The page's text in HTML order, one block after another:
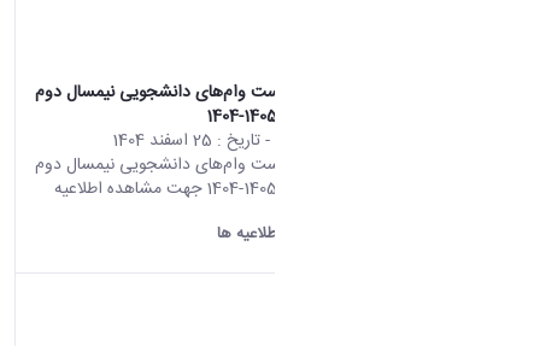
اطلاعیه درخواست وام‌های دانشجویی نیمسال دوم
- تاریخ : 25 اسفند 1404
اطلاعیه درخواست وام‌های دانشجویی نیمسال دوم
سال تحصیلی 1405-1404 جهت مشاهده اطلاعیه
اطلاعیه ها